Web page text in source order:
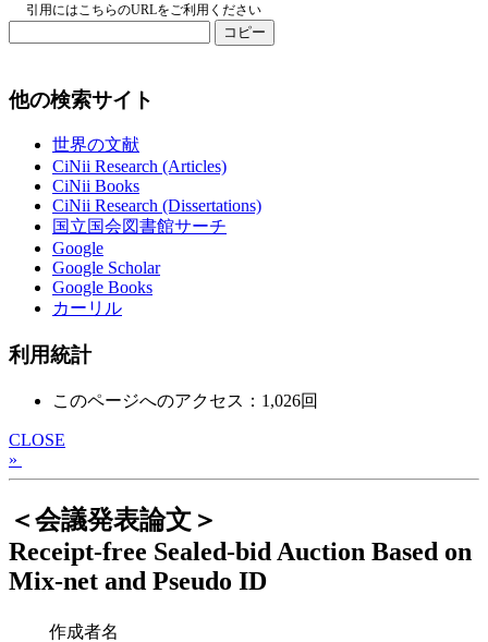
引用にはこちらのURLをご利用ください
コピー
他の検索サイト
世界の文献
CiNii Research (Articles)
CiNii Books
CiNii Research (Dissertations)
国立国会図書館サーチ
Google
Google Scholar
Google Books
カーリル
利用統計
このページへのアクセス：1,026回
CLOSE
»
＜会議発表論文＞
Receipt-free Sealed-bid Auction Based on
Mix-net and Pseudo ID
作成者名